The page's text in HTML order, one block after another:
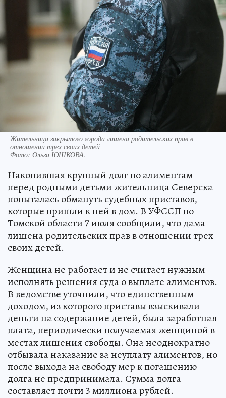
Жительница закрытого города лишена родительских прав в
отношении трех своих детей
Фото: Ольга ЮШКОВА.
Накопившая крупный долг по алиментам
перед родными детьми жительница Северска
попыталась обмануть судебных приставов,
которые пришли к ней в дом. В УФССП по
Томской области 7 июля сообщили, что дама
лишена родительских прав в отношении трех
своих детей.
Женщина не работает и не считает нужным
исполнять решения суда о выплате алиментов.
В ведомстве уточнили, что единственным
доходом, из которого приставы взыскивали
деньги на содержание детей, была заработная
плата, периодически получаемая женщиной в
местах лишения свободы. Она неоднократно
отбывала наказание за неуплату алиментов, но
после выхода на свободу мер к погашению
долга не предпринимала. Сумма долга
составляет почти 3 миллиона рублей.